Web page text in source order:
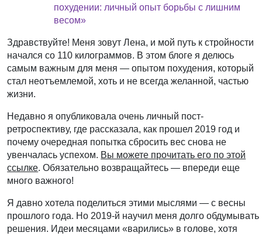
похудении: личный опыт борьбы с лишним
весом»
Здравствуйте! Меня зовут Лена, и мой путь к стройности
начался со 110 килограммов. В этом блоге я делюсь
самым важным для меня — опытом похудения, который
стал неотъемлемой, хоть и не всегда желанной, частью
жизни.
Недавно я опубликовала очень личный пост-
ретроспективу, где рассказала, как прошел 2019 год и
почему очередная попытка сбросить вес снова не
увенчалась успехом. Вы можете прочитать его по этой
ссылке. Обязательно возвращайтесь — впереди еще
много важного!
Я давно хотела поделиться этими мыслями — с весны
прошлого года. Но 2019-й научил меня долго обдумывать
решения. Идеи месяцами «варились» в голове, хотя